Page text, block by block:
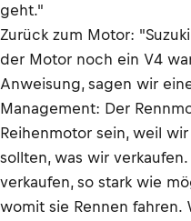
geht."
Zurück zum Motor:
der Motor noch ein V4
Anweisung, sagen wir
Management: Der
Reihenmotor sein, weil
sollten, was wir
verkaufen, so stark wie
womit sie Rennen fahren.